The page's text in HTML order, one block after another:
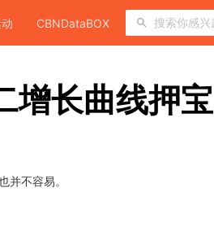
CBNDataBOX
增长曲线押宝
并不容易。